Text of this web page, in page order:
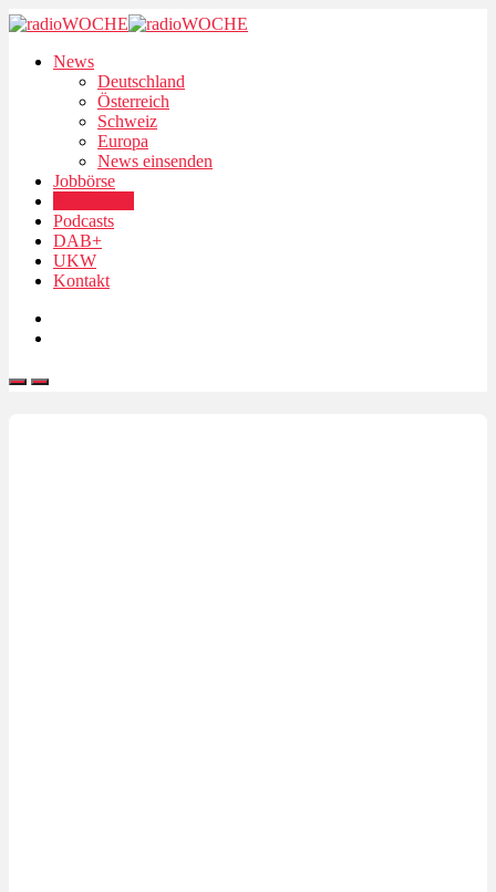
News
Deutschland
Österreich
Schweiz
Europa
News einsenden
Jobbörse
Podcasts
DAB+
UKW
Kontakt